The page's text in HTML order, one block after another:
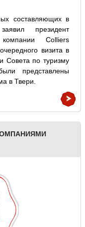
составляющих в
президент
компании Colliers
визита в
Совета по туризму
представлены
в Твери.